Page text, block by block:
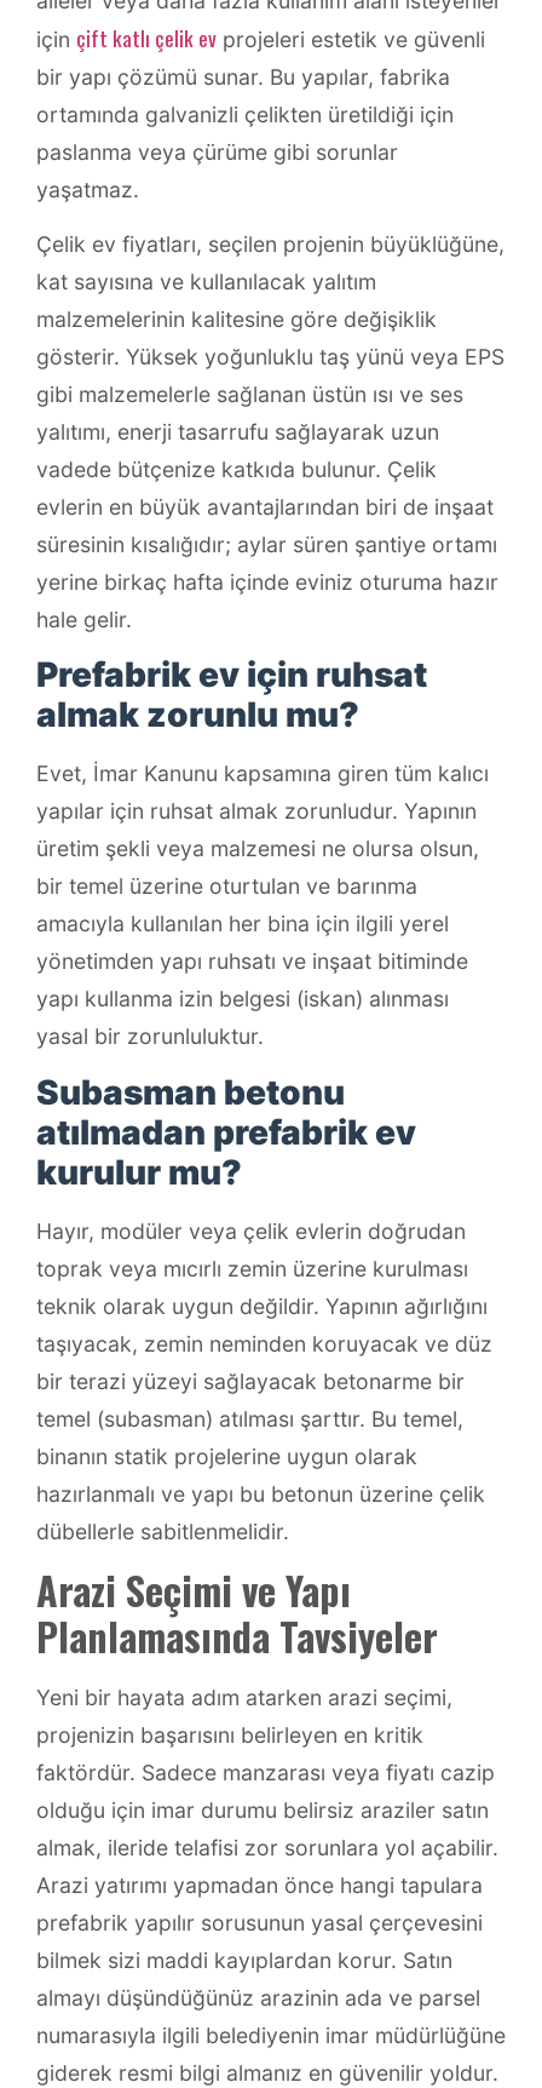
için çift katlı çelik ev projeleri estetik ve güvenli
bir yapı çözümü sunar. Bu yapılar, fabrika
ortamında galvanizli çelikten üretildiği için
paslanma veya çürüme gibi sorunlar
yaşatmaz.
Çelik ev fiyatları, seçilen projenin büyüklüğüne,
kat sayısına ve kullanılacak yalıtım
malzemelerinin kalitesine göre değişiklik
gösterir. Yüksek yoğunluklu taş yünü veya EPS
gibi malzemelerle sağlanan üstün ısı ve ses
yalıtımı, enerji tasarrufu sağlayarak uzun
vadede bütçenize katkıda bulunur. Çelik
evlerin en büyük avantajlarından biri de inşaat
süresinin kısalığıdır; aylar süren şantiye ortamı
yerine birkaç hafta içinde eviniz oturuma hazır
hale gelir.
Prefabrik ev için ruhsat
almak zorunlu mu?
Evet, İmar Kanunu kapsamına giren tüm kalıcı
yapılar için ruhsat almak zorunludur. Yapının
üretim şekli veya malzemesi ne olursa olsun,
bir temel üzerine oturtulan ve barınma
amacıyla kullanılan her bina için ilgili yerel
yönetimden yapı ruhsatı ve inşaat bitiminde
yapı kullanma izin belgesi (iskan) alınması
yasal bir zorunluluktur.
Subasman betonu
atılmadan prefabrik ev
kurulur mu?
Hayır, modüler veya çelik evlerin doğrudan
toprak veya mıcırlı zemin üzerine kurulması
teknik olarak uygun değildir. Yapının ağırlığını
taşıyacak, zemin neminden koruyacak ve düz
bir terazi yüzeyi sağlayacak betonarme bir
temel (subasman) atılması şarttır. Bu temel,
binanın statik projelerine uygun olarak
hazırlanmalı ve yapı bu betonun üzerine çelik
dübellerle sabitlenmelidir.
Arazi Seçimi ve Yapı
Planlamasında Tavsiyeler
Yeni bir hayata adım atarken arazi seçimi,
projenizin başarısını belirleyen en kritik
faktördür. Sadece manzarası veya fiyatı cazip
olduğu için imar durumu belirsiz araziler satın
almak, ileride telafisi zor sorunlara yol açabilir.
Arazi yatırımı yapmadan önce hangi tapulara
prefabrik yapılır sorusunun yasal çerçevesini
bilmek sizi maddi kayıplardan korur. Satın
almayı düşündüğünüz arazinin ada ve parsel
numarasıyla ilgili belediyenin imar müdürlüğüne
giderek resmi bilgi almanız en güvenilir yoldur.